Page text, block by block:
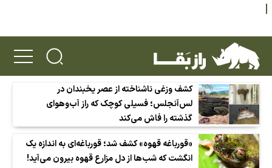
کشف وزغی ناشناخته از عصر یخبندان در
لس‌آنجلس؛ فسیلی کوچک که راز آب‌وهوای
گذشته را فاش می‌کند
«قورباغه قهوه» کشف شد؛ قورباغه‌ای به اندازه یک
انگشت که شب‌ها از دل مزارع قهوه بیرون می‌آید!